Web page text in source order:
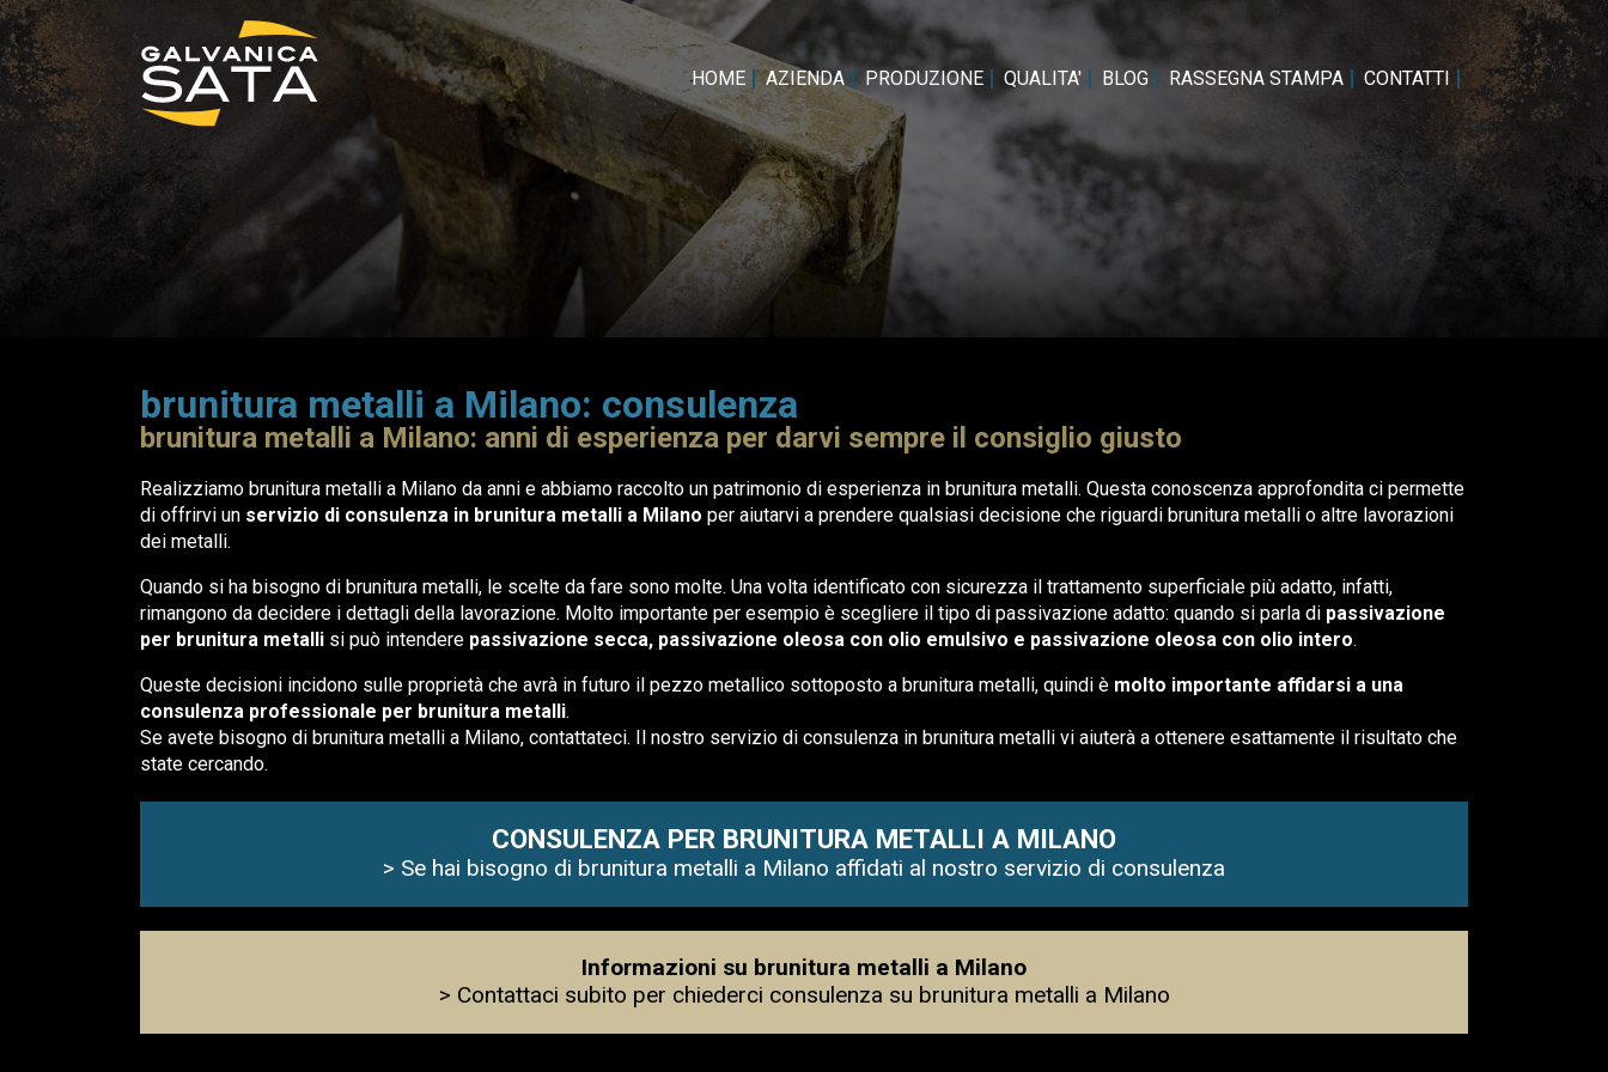
HOME AZIENDA PRODUZIONE QUALITA' BLOG RASSEGNA STAMPA CONTATTI
brunitura metalli a Milano: consulenza
brunitura metalli a Milano: anni di esperienza per darvi sempre il consiglio giusto
Realizziamo brunitura metalli a Milano da anni e abbiamo raccolto un patrimonio di esperienza in brunitura metalli. Questa conoscenza approfondita ci permette
di offrirvi un servizio di consulenza in brunitura metalli a Milano per aiutarvi a prendere qualsiasi decisione che riguardi brunitura metalli o altre lavorazioni
dei metalli.
Quando si ha bisogno di brunitura metalli, le scelte da fare sono molte. Una volta identificato con sicurezza il trattamento superficiale più adatto, infatti,
rimangono da decidere i dettagli della lavorazione. Molto importante per esempio è scegliere il tipo di passivazione adatto: quando si parla di passivazione
per brunitura metalli si può intendere passivazione secca, passivazione oleosa con olio emulsivo e passivazione oleosa con olio intero.
Queste decisioni incidono sulle proprietà che avrà in futuro il pezzo metallico sottoposto a brunitura metalli, quindi è molto importante affidarsi a una
consulenza professionale per brunitura metalli.
Se avete bisogno di brunitura metalli a Milano, contattateci. Il nostro servizio di consulenza in brunitura metalli vi aiuterà a ottenere esattamente il risultato che
state cercando.
CONSULENZA PER BRUNITURA METALLI A MILANO
> Se hai bisogno di brunitura metalli a Milano affidati al nostro servizio di consulenza
Informazioni su brunitura metalli a Milano
> Contattaci subito per chiederci consulenza su brunitura metalli a Milano